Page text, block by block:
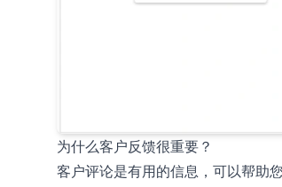
为什么客户反馈很重要？
客户评论是有用的信息，可以帮助